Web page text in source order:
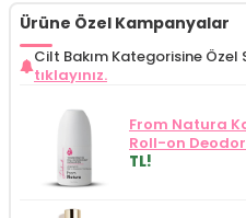
Ürüne Özel Kampanyalar
Cilt Bakım Kategorisine Özel
tıklayınız.
From Natura
Roll-on
TL!